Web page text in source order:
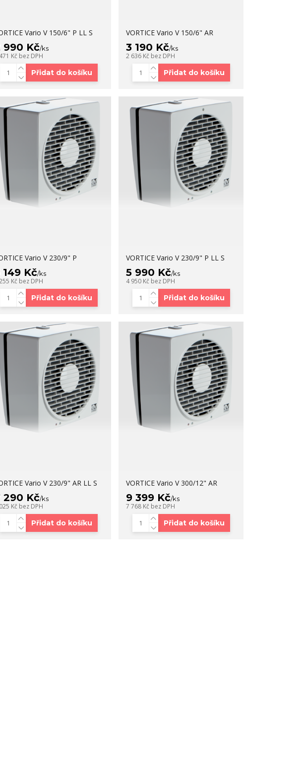
Vario V 150/6" P LL S
990 Kč/ks
Kč bez DPH
Přidat do košíku
VORTICE Vario V 150/6" AR
3 190 Kč/ks
2 636 Kč bez DPH
Přidat do košíku
Vario V 230/9" P
149 Kč/ks
Kč bez DPH
Přidat do košíku
VORTICE Vario V 230/9" P LL S
5 990 Kč/ks
4 950 Kč bez DPH
Přidat do košíku
Vario V 230/9" AR LL S
290 Kč/ks
Kč bez DPH
Přidat do košíku
VORTICE Vario V 300/12" AR
9 399 Kč/ks
7 768 Kč bez DPH
Přidat do košíku